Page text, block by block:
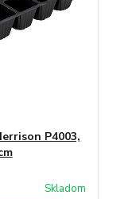
P4003,
Skladom